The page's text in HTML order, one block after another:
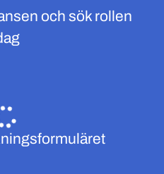
och sök rollen